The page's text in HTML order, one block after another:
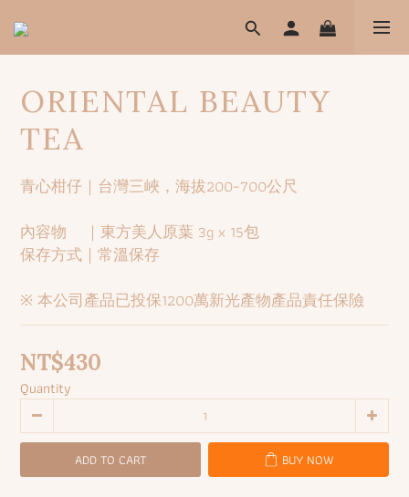
ORIENTAL BEAUTY
TEA
青心柑仔｜台灣三峽，海拔200~700公尺
內容物    ｜東方美人原葉 3g x 15包
保存方式｜常溫保存
※ 本公司產品已投保1200萬新光產物產品責任保險
NT$430
Quantity
ADD TO CART BUY NOW